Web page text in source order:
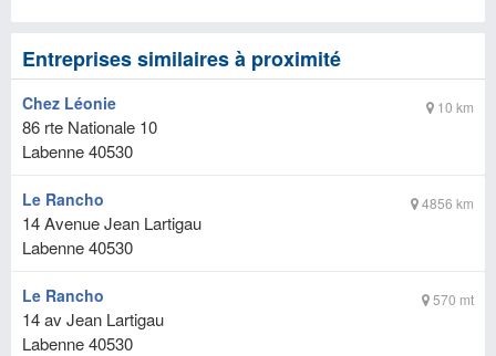
Entreprises similaires à proximité
10 km
Chez Léonie
86 rte Nationale 10
Labenne40530
4856 km
Le Rancho
14 Avenue Jean Lartigau
Labenne40530
570 mt
Le Rancho
14 av Jean Lartigau
Labenne40530